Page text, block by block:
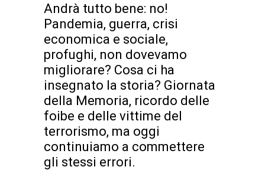
Andrà tutto bene: no!
Pandemia, guerra, crisi
economica e sociale,
profughi, non dovevamo
migliorare? Cosa ci ha
insegnato la storia? Giornata
della Memoria, ricordo delle
foibe e delle vittime del
terrorismo, ma oggi
continuiamo a commettere
gli stessi errori.